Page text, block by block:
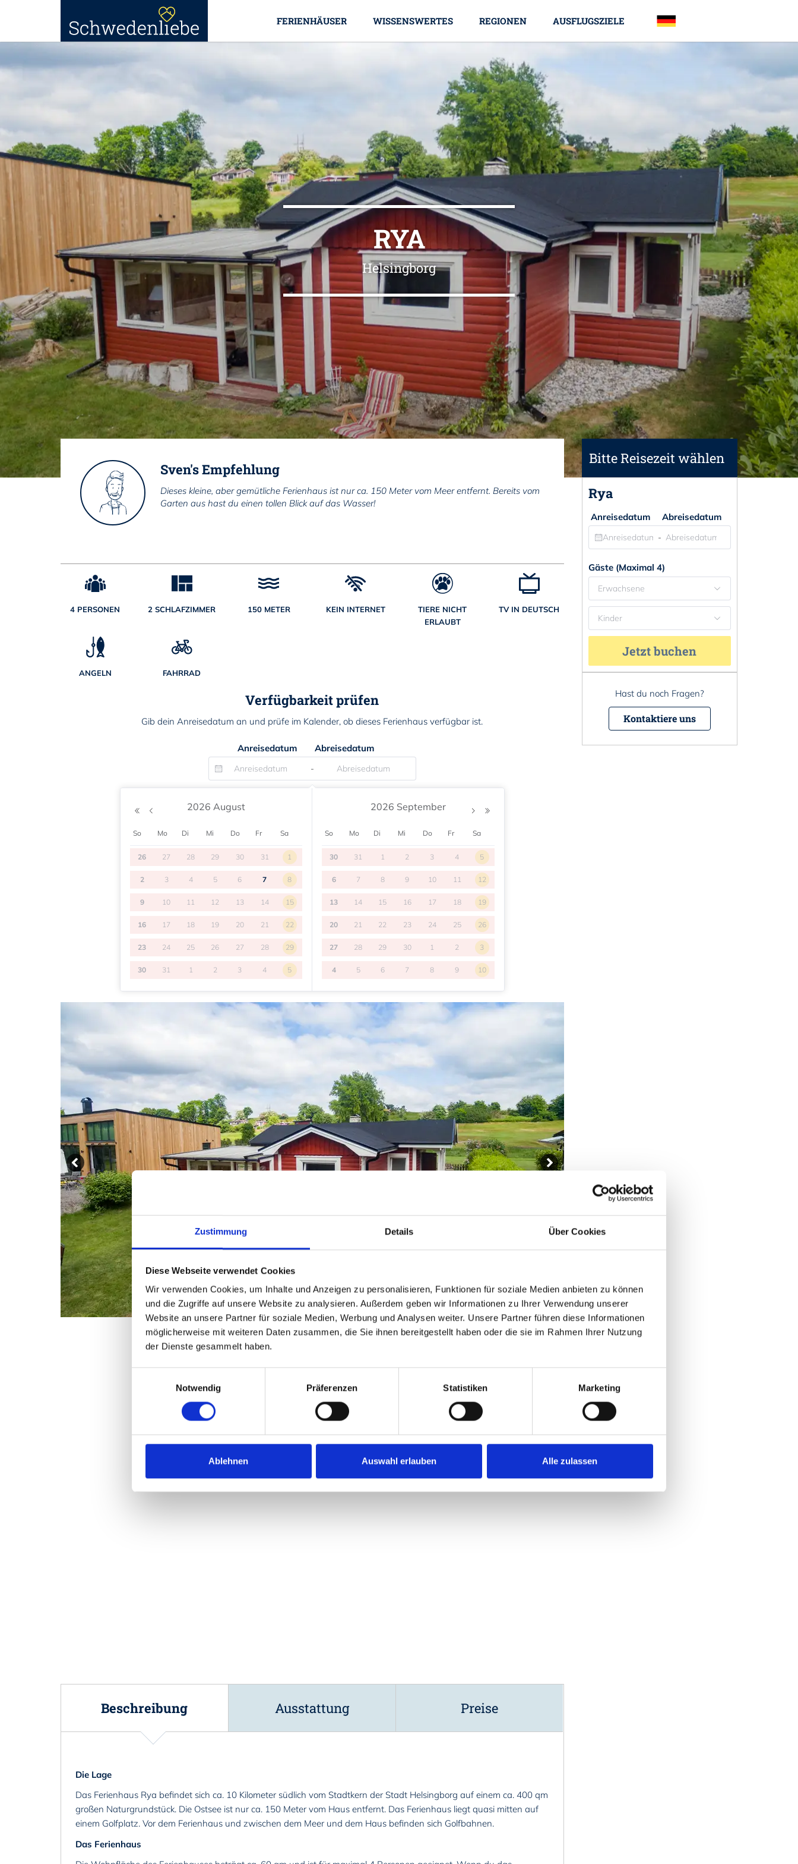
Zustimmung Details Über Cookies
Diese Webseite verwendet Cookies
Wir verwenden Cookies, um Inhalte und Anzeigen zu personalisieren, Funktionen für soziale Medien anbieten zu können
und die Zugriffe auf unsere Website zu analysieren. Außerdem geben wir Informationen zu Ihrer Verwendung unserer
Website an unsere Partner für soziale Medien, Werbung und Analysen weiter. Unsere Partner führen diese Informationen
möglicherweise mit weiteren Daten zusammen, die Sie ihnen bereitgestellt haben oder die sie im Rahmen Ihrer Nutzung
der Dienste gesammelt haben.
Notwendig
Präferenzen Statistiken Marketing
Ablehnen Auswahl erlauben Alle zulassen
FERIENHÄUSER WISSENSWERTES REGIONEN AUSFLUGSZIELE
RYA
Helsingborg
Sven's Empfehlung
Dieses kleine, aber gemütliche Ferienhaus ist nur ca. 150 Meter vom Meer entfernt. Bereits vom
Garten aus hast du einen tollen Blick auf das Wasser!
4 PERSONEN 2 SCHLAFZIMMER 150 METER KEIN INTERNET
TIERE NICHT
ERLAUBT
TV IN DEUTSCH
ANGELN FAHRRAD
Verfügbarkeit prüfen
Gib dein Anreisedatum an und prüfe im Kalender, ob dieses Ferienhaus verfügbar ist.
Anreisedatum Abreisedatum
-
2026 August
So Mo Di Mi Do Fr Sa
26 27 28 29 30 31 1
2 3 4 5 6 7 8
9 10 11 12 13 14 15
16 17 18 19 20 21 22
23 24 25 26 27 28 29
30 31 1 2 3 4 5
2026 September
So Mo Di Mi Do Fr Sa
30 31 1 2 3 4 5
6 7 8 9 10 11 12
13 14 15 16 17 18 19
20 21 22 23 24 25 26
27 28 29 30 1 2 3
4 5 6 7 8 9 10
Beschreibung Ausstattung Preise
Die Lage
Das Ferienhaus Rya befindet sich ca. 10 Kilometer südlich vom Stadtkern der Stadt Helsingborg auf einem ca. 400 qm
großen Naturgrundstück. Die Ostsee ist nur ca. 150 Meter vom Haus entfernt. Das Ferienhaus liegt quasi mitten auf
einem Golfplatz. Vor dem Ferienhaus und zwischen dem Meer und dem Haus befinden sich Golfbahnen.
Das Ferienhaus
Bitte Reisezeit wählen
Rya
Anreisedatum Abreisedatum
-
Gäste (Maximal 4)
Erwachsene
Kinder
Jetzt buchen
Hast du noch Fragen?
Kontaktiere uns